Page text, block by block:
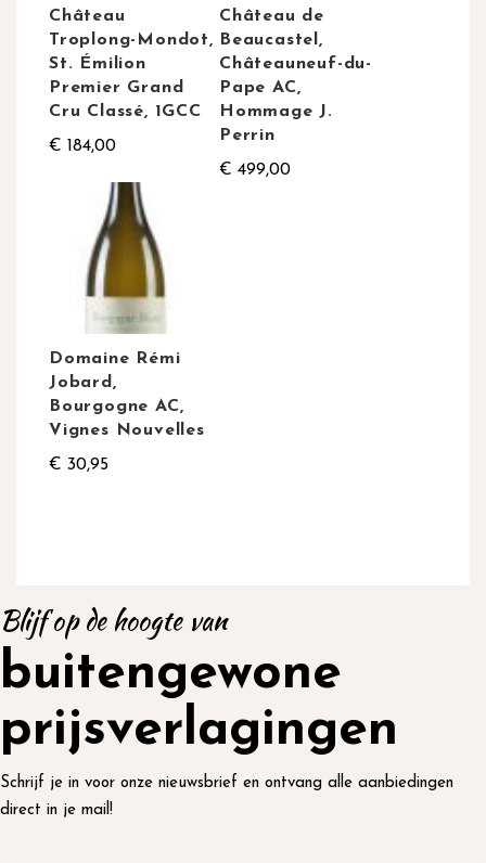
Château
Troplong-Mondot,
St. Émilion
Premier Grand
Cru Classé, 1GCC
€ 184,00
Château de
Beaucastel,
Châteauneuf-du-
Pape AC,
Hommage J.
Perrin
€ 499,00
Domaine Rémi
Jobard,
Bourgogne AC,
Vignes Nouvelles
€ 30,95
Blijf op de hoogte van
buitengewone
prijsverlagingen
Schrijf je in voor onze nieuwsbrief en ontvang alle aanbiedingen
direct in je mail!